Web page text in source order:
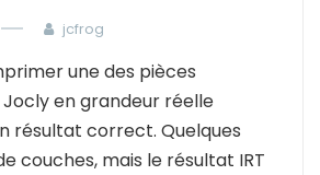
jcfrog
une des pièces
en grandeur réelle
résultat correct. Quelques
couches, mais le résultat IRT